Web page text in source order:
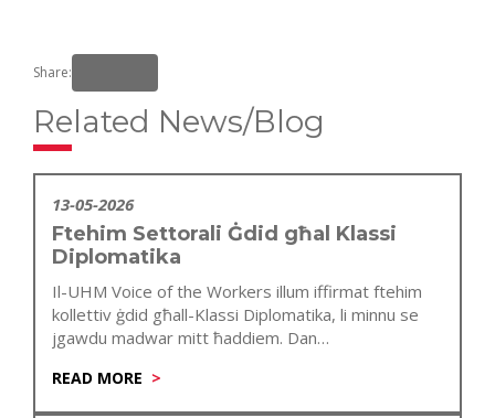
Share:
Related News/Blog
13-05-2026
Ftehim Settorali Ġdid għal Klassi
Diplomatika
Il-UHM Voice of the Workers illum iffirmat ftehim
kollettiv ġdid għall-Klassi Diplomatika, li minnu se
jgawdu madwar mitt ħaddiem. Dan…
READ MORE